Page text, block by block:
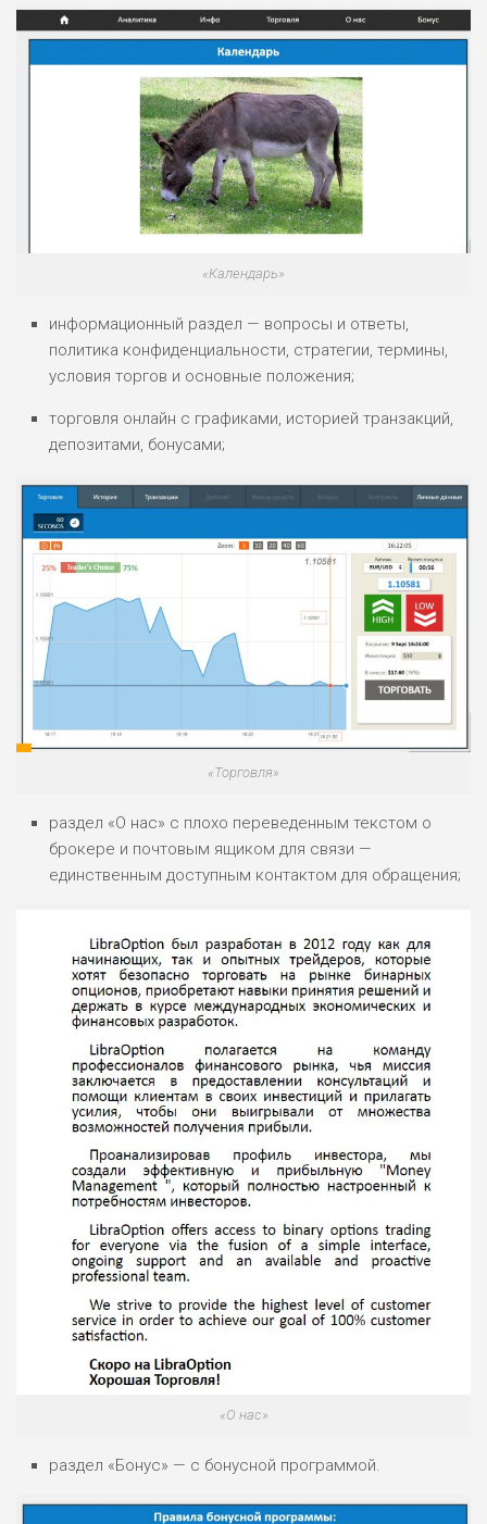
ДОХОД: ВЫСОКИЙ
БЮДЖЕТ: ВЫСОКИЙ
ОБЗОР
ЛЮБИТЕЛЯ
М СТАВОК
РИСКИ: СРЕДНИЕ
ДОХОД: ВЫСОКИЙ
БЮДЖЕТ: НИЗКИЙ
ОБЗОР
ПОДОЙДЕТ
РИСКИ: НИЗКИЕ
ДОХОД: НИЗКИЙ
ОБЗОР
РИСКИ: НИЗКИЕ
ДОХОД: СРЕДНИЙ
БЮДЖЕТ: НИЗКИЙ
«Календарь»
информационный раздел — вопросы и ответы,
политика конфиденциальности, стратегии, термины,
условия торгов и основные положения;
торговля онлайн с графиками, историей транзакций,
депозитами, бонусами;
«Торговля»
раздел «О нас» с плохо переведенным текстом о
брокере и почтовым ящиком для связи —
единственным доступным контактом для обращения;
«О нас»
раздел «Бонус» — с бонусной программой.